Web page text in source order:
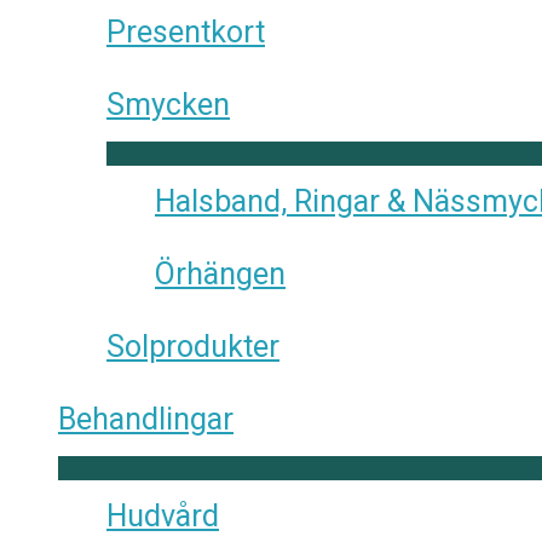
Presentkort
Smycken
Halsband, Ringar &
Örhängen
Solprodukter
Behandlingar
Hudvård